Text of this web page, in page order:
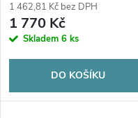
1 462,81 Kč bez DPH
1 770 Kč
Skladem 6 ks
DO KOŠÍKU